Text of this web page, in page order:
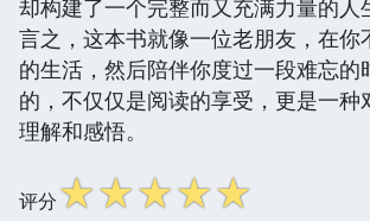
却构建了一个完整而又充满力量的人
言之，这本书就像一位老朋友，在你
的生活，然后陪伴你度过一段难忘的
的，不仅仅是阅读的享受，更是一种
理解和感悟。
评分☆☆☆☆☆